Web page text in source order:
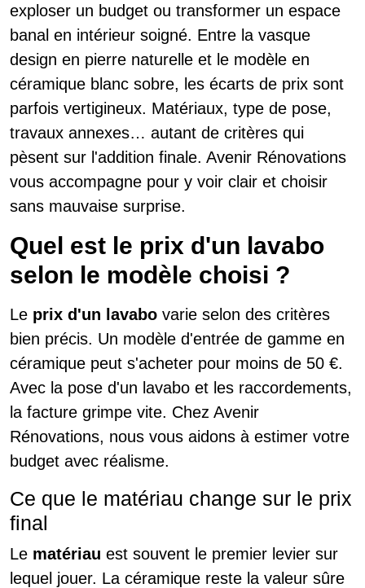
exploser un budget ou transformer un espace
banal en intérieur soigné. Entre la vasque
design en pierre naturelle et le modèle en
céramique blanc sobre, les écarts de prix sont
parfois vertigineux. Matériaux, type de pose,
travaux annexes… autant de critères qui
pèsent sur l'addition finale. Avenir Rénovations
vous accompagne pour y voir clair et choisir
sans mauvaise surprise.
Quel est le prix d'un lavabo
selon le modèle choisi ?
Le prix d'un lavabo varie selon des critères
bien précis. Un modèle d'entrée de gamme en
céramique peut s'acheter pour moins de 50 €.
Avec la pose d'un lavabo et les raccordements,
la facture grimpe vite. Chez Avenir
Rénovations, nous vous aidons à estimer votre
budget avec réalisme.
Ce que le matériau change sur le prix
final
Le matériau est souvent le premier levier sur
lequel jouer. La céramique reste la valeur sûre